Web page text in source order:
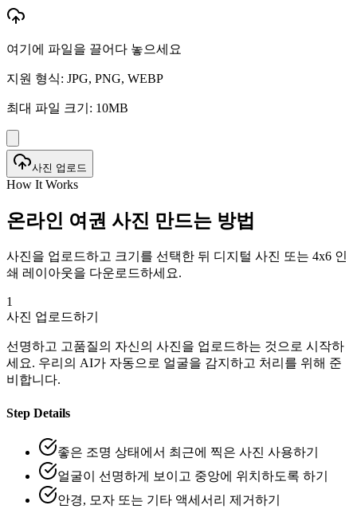
여기에 파일을 끌어다 놓으세요
지원 형식: JPG, PNG, WEBP
최대 파일 크기: 10MB
사진 업로드
How It Works
온라인 여권 사진 만드는 방법
사진을 업로드하고 크기를 선택한 뒤 디지털 사진 또는 4x6 인
쇄 레이아웃을 다운로드하세요.
1
사진 업로드하기
선명하고 고품질의 자신의 사진을 업로드하는 것으로 시작하
세요. 우리의 AI가 자동으로 얼굴을 감지하고 처리를 위해 준
비합니다.
Step Details
좋은 조명 상태에서 최근에 찍은 사진 사용하기
얼굴이 선명하게 보이고 중앙에 위치하도록 하기
안경, 모자 또는 기타 액세서리 제거하기